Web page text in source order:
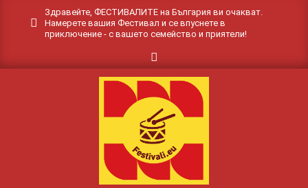
Здравейте, ФЕСТИВАЛИТЕ на България ви очакват.
Намерете вашия Фестивал и се впуснете в
приключение - с вашето семейство и приятели!
Search